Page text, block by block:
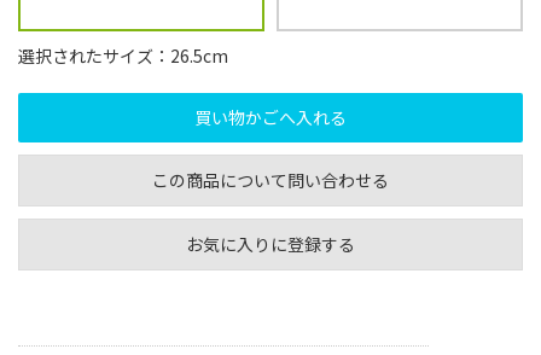
選択されたサイズ：26.5cm
お気に入りに登録する
この商品について問い合わせる